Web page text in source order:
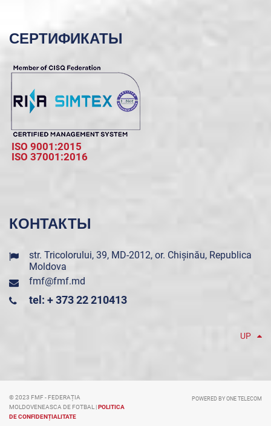
СЕРТИФИКАТЫ
ISO 9001:2015
ISO 37001:2016
КОНТАКТЫ
str. Tricolorului, 39, MD-2012, or. Chișinău, Republica
Moldova
fmf@fmf.md
tel: + 373 22 210413
UP
© 2023 FMF - FEDERAȚIA
MOLDOVENEASCA DE FOTBAL |POLITICA
DE CONFIDENȚIALITATE
POWERED BY ONE TELECOM